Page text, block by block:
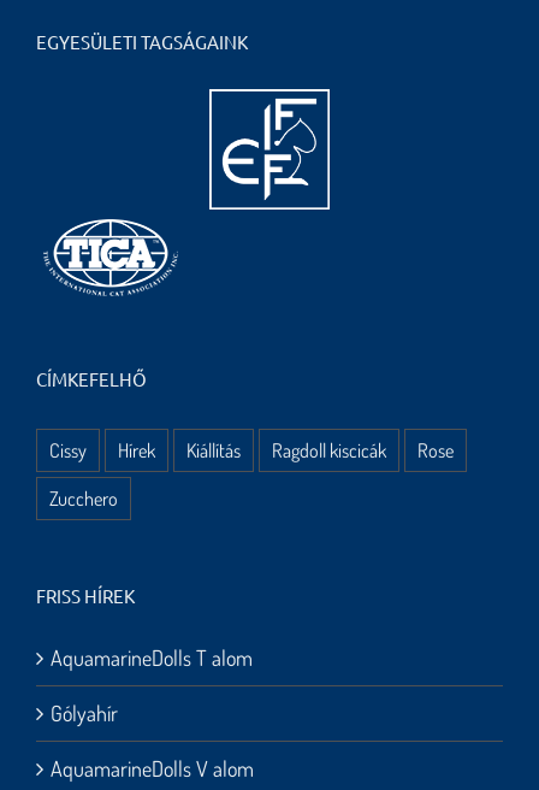
EGYESÜLETI TAGSÁGAINK
CÍMKEFELHŐ
Cissy Hírek Kiállítás Ragdoll kiscicák
Rose
Zucchero
FRISS HÍREK
AquamarineDolls T alom
Gólyahír
AquamarineDolls V alom